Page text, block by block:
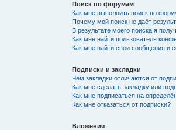
Поиск по форумам
Как мне выполнить поиск по
Почему мой поиск не даёт
В результате моего поиска я
Как мне найти пользователя
Как мне найти свои сообщения и
Подписки и закладки
Чем закладки отличаются от
Как мне сделать закладку или
Как мне подписаться на
Как мне отказаться от подписки?
Вложения